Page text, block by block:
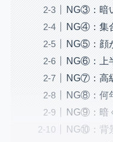
NG③：暗
NG④：集
NG⑤：顔
NG⑥：上
NG⑦：高
NG⑧：何
NG⑨：暗
NG⑩：背